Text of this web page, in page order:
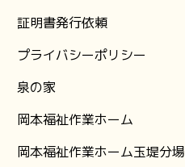
証明書発行依頼
プライバシーポリシー
泉の家
岡本福祉作業ホーム
岡本福祉作業ホーム玉堤分場